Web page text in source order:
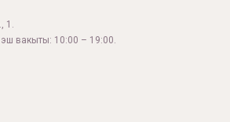
1.
вакыты: 10:00 – 19:00.